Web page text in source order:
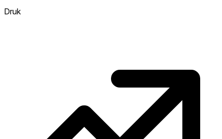
verkopen, hoe heter. Heet? Verwacht
Druk